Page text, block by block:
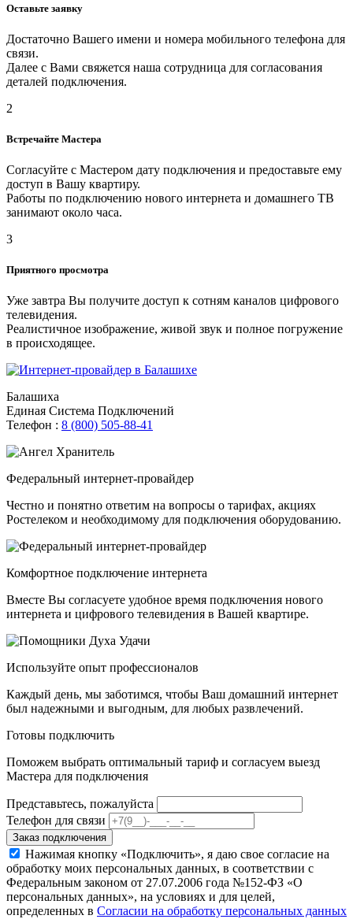
Оставьте заявку
Достаточно Вашего имени и номера мобильного телефона для
связи.
Далее с Вами свяжется наша сотрудница для согласования
деталей подключения.
2
Встречайте Мастера
Согласуйте с Мастером дату подключения и предоставьте ему
доступ в Вашу квартиру.
Работы по подключению нового интернета и домашнего ТВ
занимают около часа.
3
Приятного просмотра
Уже завтра Вы получите доступ к сотням каналов цифрового
телевидения.
Реалистичное изображение, живой звук и полное погружение
в происходящее.
Балашиха
Единая Система Подключений
Телефон : 8 (800) 505-88-41
Федеральный интернет-провайдер
Честно и понятно ответим на вопросы о тарифах, акциях
Ростелеком и необходимому для подключения оборудованию.
Комфортное подключение интернета
Вместе Вы согласуете удобное время подключения нового
интернета и цифрового телевидения в Вашей квартире.
Используйте опыт профессионалов
Каждый день, мы заботимся, чтобы Ваш домашний интернет
был надежными и выгодным, для любых развлечений.
Готовы подключить
Поможем выбрать оптимальный тариф и согласуем выезд
Мастера для подключения
Представьтесь, пожалуйста
Телефон для связи
Заказ подключения
Нажимая кнопку «Подключить», я даю свое согласие на
обработку моих персональных данных, в соответствии с
Федеральным законом от 27.07.2006 года №152-ФЗ «О
персональных данных», на условиях и для целей,
определенных в Согласии на обработку персональных данных